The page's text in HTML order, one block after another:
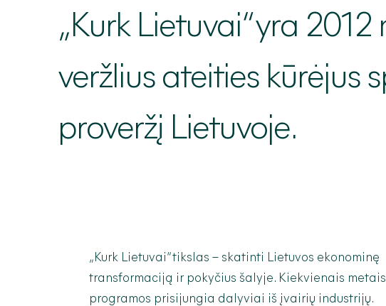
„Kurk Lietuvai“ yra
veržlius ateities kūrėjus
proveržį Lietuvoje.
„Kurk Lietuvai“ tikslas – skatinti Lietuvos ekonominę
transformaciją ir pokyčius šalyje. Kiekvienais
programos prisijungia dalyviai iš įvairių industrijų.